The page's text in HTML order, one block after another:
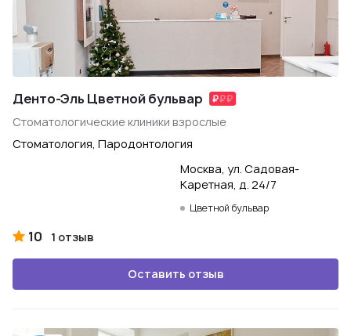
Денто-Эль Цветной бульвар
Стоматологические клиники взрослые
Стоматология, Пародонтология
Москва, ул. Садовая-
Каретная, д. 24/7
Цветной бульвар
10 1 отзыв
Оставить отзыв